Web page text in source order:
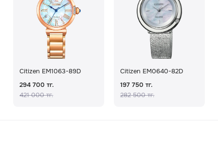
Citizen EM1063-89D
294 700 тг.
421 000 тг.
Citizen EM0640-82D
197 750 тг.
282 500 тг.